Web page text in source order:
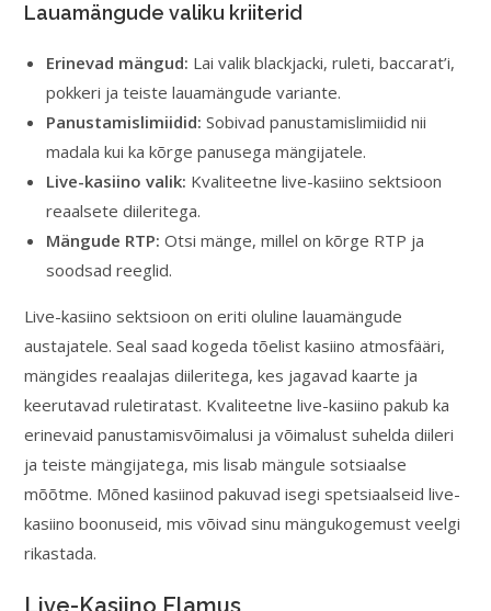
Lauamängude valiku kriiterid
Erinevad mängud: Lai valik blackjacki, ruleti, baccarat’i,
pokkeri ja teiste lauamängude variante.
Panustamislimiidid: Sobivad panustamislimiidid nii
madala kui ka kõrge panusega mängijatele.
Live-kasiino valik: Kvaliteetne live-kasiino sektsioon
reaalsete diileritega.
Mängude RTP: Otsi mänge, millel on kõrge RTP ja
soodsad reeglid.
Live-kasiino sektsioon on eriti oluline lauamängude
austajatele. Seal saad kogeda tõelist kasiino atmosfääri,
mängides reaalajas diileritega, kes jagavad kaarte ja
keerutavad ruletiratast. Kvaliteetne live-kasiino pakub ka
erinevaid panustamisvõimalusi ja võimalust suhelda diileri
ja teiste mängijatega, mis lisab mängule sotsiaalse
mõõtme. Mõned kasiinod pakuvad isegi spetsiaalseid live-
kasiino boonuseid, mis võivad sinu mängukogemust veelgi
rikastada.
Live-Kasiino Elamus